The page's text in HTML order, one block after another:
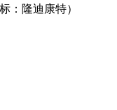
：隆迪康特）